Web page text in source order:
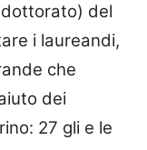
del
i laureandi,
che
dei
27 gli e le